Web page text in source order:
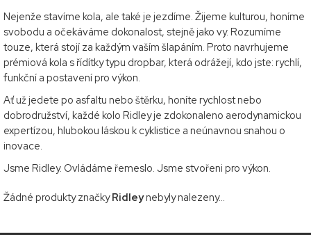
Nejenže stavíme kola, ale také je jezdíme. Žijeme kulturou, honíme
svobodu a očekáváme dokonalost, stejně jako vy. Rozumíme
touze, která stojí za každým vaším šlapáním. Proto navrhujeme
prémiová kola s řídítky typu dropbar, která odrážejí, kdo jste: rychlí,
funkční a postavení pro výkon.
Ať už jedete po asfaltu nebo štěrku, honíte rychlost nebo
dobrodružství, každé kolo Ridley je zdokonaleno aerodynamickou
expertízou, hlubokou láskou k cyklistice a neúnavnou snahou o
inovace.
Jsme Ridley. Ovládáme řemeslo. Jsme stvořeni pro výkon.
Žádné produkty značkyRidleynebyly nalezeny...